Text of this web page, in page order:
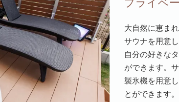
プライベ
大自然に恵ま
サウナを用意
自分の好きな
ができます。
製氷機を用意
とができます